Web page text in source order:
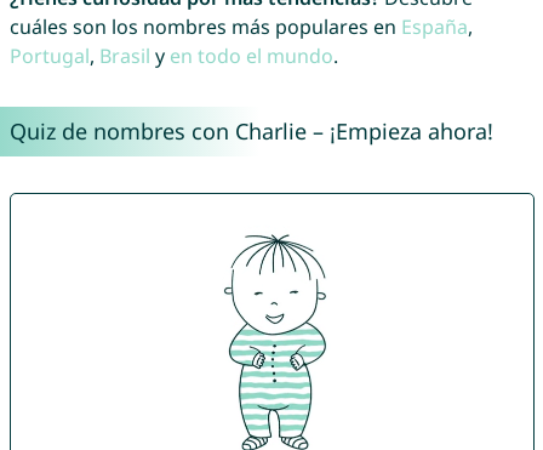
cuáles son los nombres más populares en España,
Portugal, Brasil y en todo el mundo.
Quiz de nombres con Charlie – ¡Empieza ahora!